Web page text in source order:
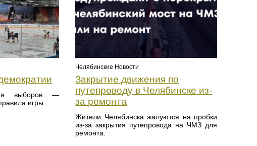
выборов —
игры.
Челябинские Новости
Закрытие движения по
путепроводу в Челябинске из-
за ремонта
Жители Челябинска жалуются на пробки
из-за закрытия путепровода на ЧМЗ для
ремонта.